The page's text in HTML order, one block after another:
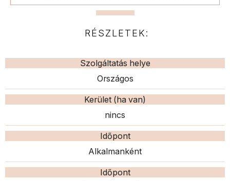
RÉSZLETEK:
Szolgáltatás helye
Országos
Kerület (ha van)
nincs
Időpont
Alkalmanként
Időpont